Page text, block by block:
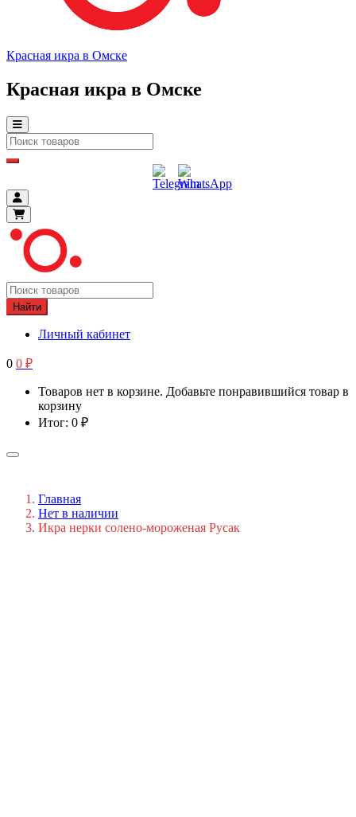
Красная икра в Омске
Красная икра в Омске
Найти
Личный кабинет
0 0 ₽
Товаров нет в корзине. Добавьте понравившийся товар в
корзину
Итог: 0 ₽
Главная
Нет в наличии
Икра нерки солено-мороженая Русак